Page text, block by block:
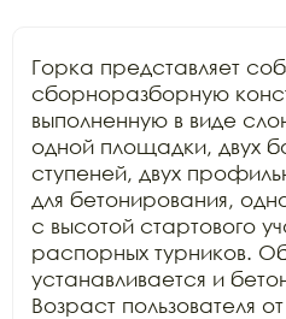
Горка представляет
сборноразборную
выполненную в виде
одной площадки, двух
ступеней, двух
для бетонирования,
с высотой стартового
распорных турников.
устанавливается и
Возраст пользователя